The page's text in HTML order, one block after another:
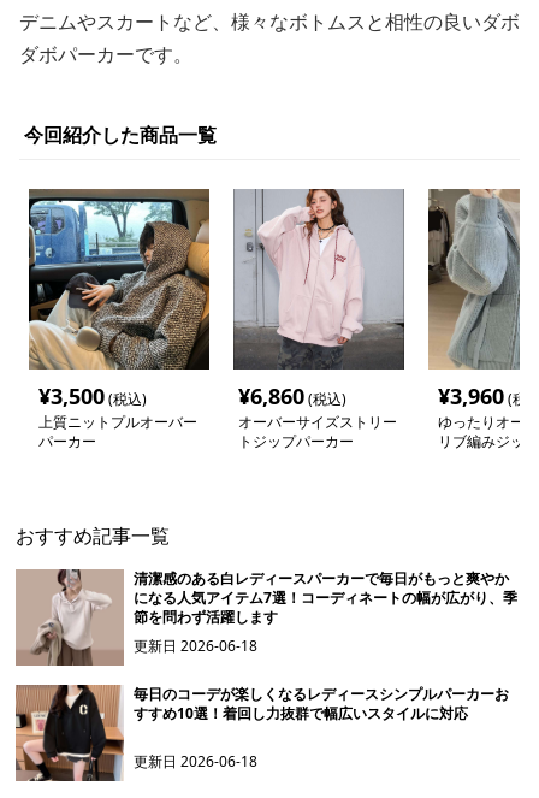
デニムやスカートなど、様々なボトムスと相性の良いダボ
ダボパーカーです。
今回紹介した商品一覧
¥3,500(税込)
上質ニットプルオーバー
パーカー
¥6,860(税込)
オーバーサイズストリー
トジップパーカー
¥3,960(税
ゆったりオー
リブ編みジッ
おすすめ記事一覧
清潔感のある白レディースパーカーで毎日がもっと爽やか
になる人気アイテム7選！コーディネートの幅が広がり、季
節を問わず活躍します
更新日2026-06-18
毎日のコーデが楽しくなるレディースシンプルパーカーお
すすめ10選！着回し力抜群で幅広いスタイルに対応
更新日2026-06-18